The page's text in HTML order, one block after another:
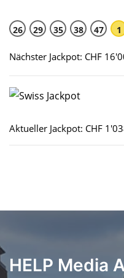
26 29 35 38 47 1
Nächster Jackpot: CHF
Aktueller Jackpot: CHF
HELP Media